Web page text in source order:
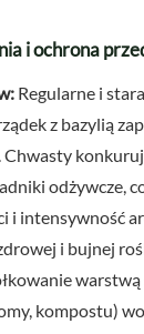
i ochrona
Regularne i
z bazylią
odżywcze,
i intensywność
i bujnej
warstwą
kompostu)